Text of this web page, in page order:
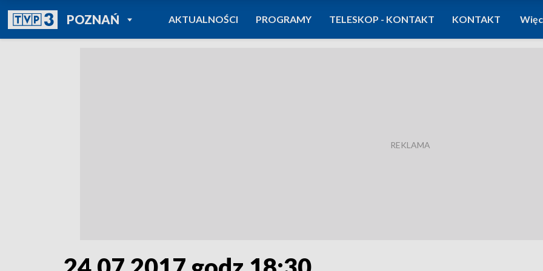
POZNAŃPOWRÓT DO
TVP REGIONY
AKTUALNOŚCI PROGRAMY TELESKOP - KONTAKT KONTAKT